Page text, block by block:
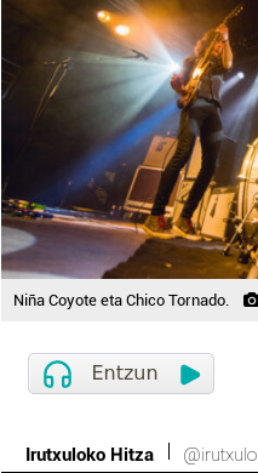
Niña Coyote eta Chico Tornado.
Irutxuloko Hitza @irutxulo